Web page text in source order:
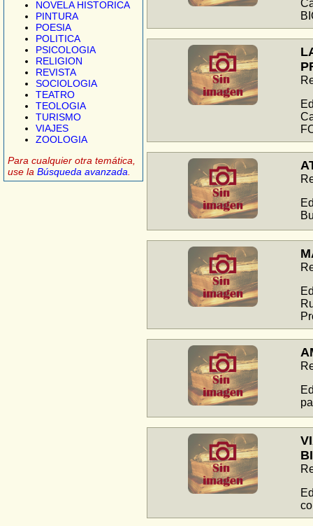
NOVELA HISTORICA
PINTURA
POESIA
POLITICA
PSICOLOGIA
RELIGION
REVISTA
SOCIOLOGIA
TEATRO
TEOLOGIA
TURISMO
VIAJES
ZOOLOGIA
Para cualquier otra temática,
use la Búsqueda avanzada